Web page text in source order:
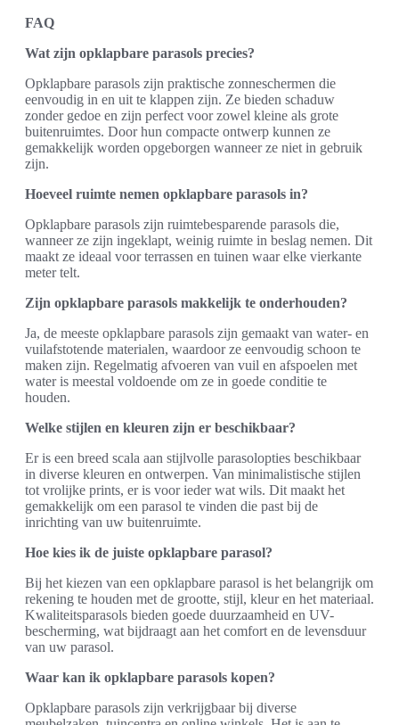
FAQ
Wat zijn opklapbare parasols precies?
Opklapbare parasols zijn praktische zonneschermen die
eenvoudig in en uit te klappen zijn. Ze bieden schaduw
zonder gedoe en zijn perfect voor zowel kleine als grote
buitenruimtes. Door hun compacte ontwerp kunnen ze
gemakkelijk worden opgeborgen wanneer ze niet in gebruik
zijn.
Hoeveel ruimte nemen opklapbare parasols in?
Opklapbare parasols zijn ruimtebesparende parasols die,
wanneer ze zijn ingeklapt, weinig ruimte in beslag nemen. Dit
maakt ze ideaal voor terrassen en tuinen waar elke vierkante
meter telt.
Zijn opklapbare parasols makkelijk te onderhouden?
Ja, de meeste opklapbare parasols zijn gemaakt van water- en
vuilafstotende materialen, waardoor ze eenvoudig schoon te
maken zijn. Regelmatig afvoeren van vuil en afspoelen met
water is meestal voldoende om ze in goede conditie te
houden.
Welke stijlen en kleuren zijn er beschikbaar?
Er is een breed scala aan stijlvolle parasolopties beschikbaar
in diverse kleuren en ontwerpen. Van minimalistische stijlen
tot vrolijke prints, er is voor ieder wat wils. Dit maakt het
gemakkelijk om een parasol te vinden die past bij de
inrichting van uw buitenruimte.
Hoe kies ik de juiste opklapbare parasol?
Bij het kiezen van een opklapbare parasol is het belangrijk om
rekening te houden met de grootte, stijl, kleur en het materiaal.
Kwaliteitsparasols bieden goede duurzaamheid en UV-
bescherming, wat bijdraagt aan het comfort en de levensduur
van uw parasol.
Waar kan ik opklapbare parasols kopen?
Opklapbare parasols zijn verkrijgbaar bij diverse